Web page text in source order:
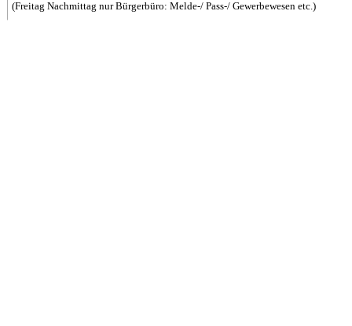
(Freitag Nachmittag nur Bürgerbüro: Melde-/ Pass-/ Gewerbewesen etc.)